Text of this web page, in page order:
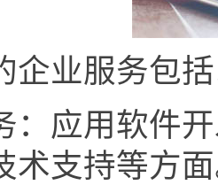
企业服务包
：应用软件
术支持等方